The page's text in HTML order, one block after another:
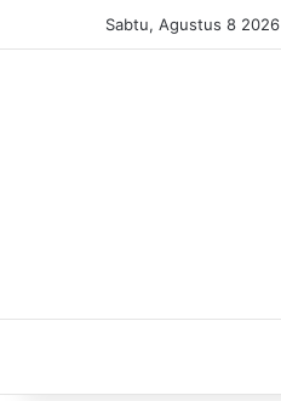
Sabtu, Agustus 8 2026